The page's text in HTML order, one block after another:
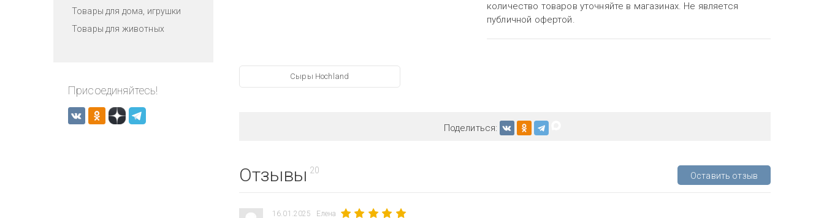
Товары для дома, игрушки
Товары для животных
Присоединяйтесь!
количество товаров уточняйте в магазинах. Не является
публичной офертой.
Сыры Hochland
Поделиться:
Отзывы 20
Оставить отзыв
16.01.2025 Елена